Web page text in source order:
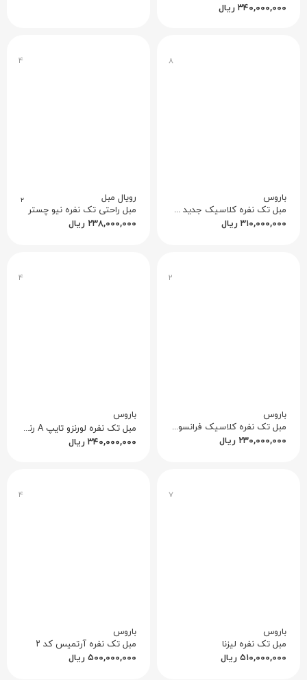
۳۴۰,۰۰۰,۰۰۰ ریال
۸
باروس
مبل تک نفره کلاسیک جدید کاجی کد ۴
۳۱۰,۰۰۰,۰۰۰ ریال
۴
رویال مبل ۲
مبل راحتی تک نفره نیو چستر
۲۳۸,۰۰۰,۰۰۰ ریال
۲
باروس
مبل تک نفره کلاسیک فرانسوی جدید
۲۳۰,۰۰۰,۰۰۰ ریال
۴
باروس
مبل تک نفره لورنزو تایپ A رنگ چوب خش با پتینه طلایی
۳۴۰,۰۰۰,۰۰۰ ریال
۷
باروس
مبل تک نفره لیزنا
۵۱۰,۰۰۰,۰۰۰ ریال
۴
باروس
مبل تک نفره آرتمیس کد ۲
۵۰۰,۰۰۰,۰۰۰ ریال